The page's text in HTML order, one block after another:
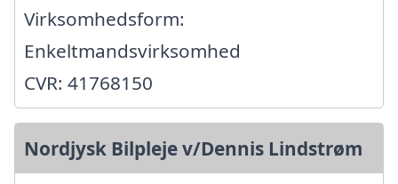
Virksomhedsform:
Enkeltmandsvirksomhed
CVR: 41768150
Nordjysk Bilpleje v/Dennis Lindstrøm